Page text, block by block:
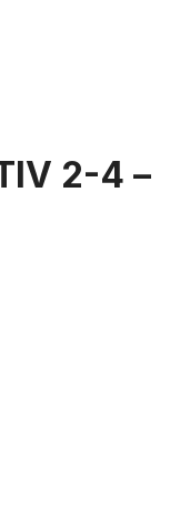
2-4 –